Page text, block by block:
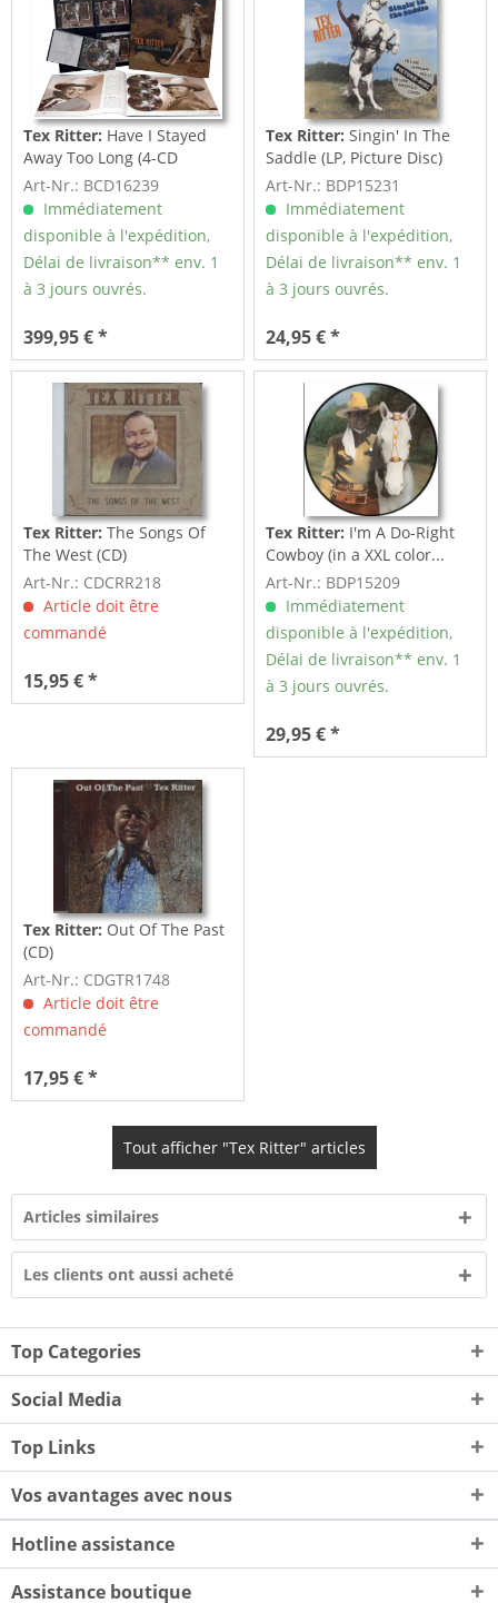
Tex Ritter: Have I Stayed
Away Too Long (4-CD
Deluxe Box Set)
Art-Nr.: BCD16239
Immédiatement
disponible à l'expédition,
Délai de livraison** env. 1
à 3 jours ouvrés.
399,95 € *
Tex Ritter:Singin' In The
Saddle (LP, Picture Disc)
Art-Nr.: BDP15231
Immédiatement
disponible à l'expédition,
Délai de livraison** env. 1
à 3 jours ouvrés.
24,95 € *
Tex Ritter:The Songs Of
The West (CD)
Art-Nr.: CDCRR218
Article doit être
commandé
15,95 € *
Tex Ritter: I'm A Do-Right
Cowboy (in a XXL color...
Art-Nr.: BDP15209
Immédiatement
disponible à l'expédition,
Délai de livraison** env. 1
à 3 jours ouvrés.
29,95 € *
Tex Ritter: Out Of The Past
(CD)
Art-Nr.: CDGTR1748
Article doit être
commandé
17,95 € *
Tout afficher "Tex Ritter" articles
Articles similaires
Les clients ont aussi acheté
Top Categories
Social Media
Top Links
Vos avantages avec nous
Hotline assistance
Assistance boutique